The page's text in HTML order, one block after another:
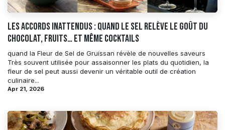
Les accords inattendus : quand le sel relève le goût du
chocolat, fruits… et même cocktails
quand la Fleur de Sel de Gruissan révèle de nouvelles saveurs
Très souvent utilisée pour assaisonner les plats du quotidien, la
fleur de sel peut aussi devenir un véritable outil de création
culinaire...
Apr 21, 2026